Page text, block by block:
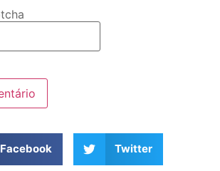
Facebook Twitter